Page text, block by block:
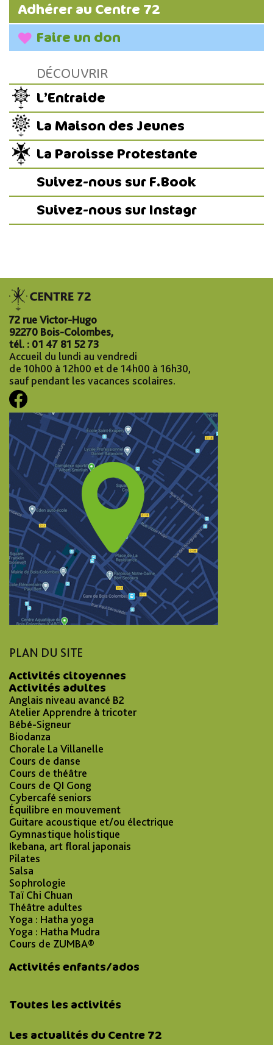
Adhérer au Centre 72
Faire un don
DÉCOUVRIR
L’Entraide
La Maison des Jeunes
La Paroisse Protestante
Suivez-nous sur F.Book
Suivez-nous sur Instagr
72 rue Victor-Hugo
92270 Bois-Colombes,
tél. : 01 47 81 52 73
Accueil du lundi au vendredi
de 10h00 à 12h00 et de 14h00 à 16h30,
sauf pendant les vacances scolaires.
PLAN DU SITE
Activités citoyennes
Activités adultes
Anglais niveau avancé B2
Atelier Apprendre à tricoter
Bébé-Signeur
Biodanza
Chorale La Villanelle
Cours de danse
Cours de théâtre
Cours de QI Gong
Cybercafé seniors
Équilibre en mouvement
Guitare acoustique et/ou électrique
Gymnastique holistique
Ikebana, art floral japonais
Pilates
Salsa
Sophrologie
Taï Chi Chuan
Théâtre adultes
Yoga : Hatha yoga
Yoga : Hatha Mudra
Cours de ZUMBA®
Activités enfants/ados
Toutes les activités
Les actualités du Centre 72